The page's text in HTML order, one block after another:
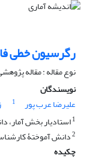
رگرسیون خطی
نوع مقاله : مقاله
نویسندگان
علیرضا عرب پور
1
1استادیار بخش آمار،
2دانش آموختۀ
چکیده